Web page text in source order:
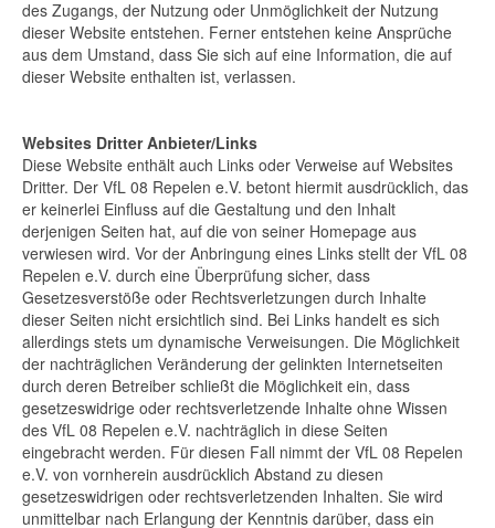
des Zugangs, der Nutzung oder Unmöglichkeit der Nutzung
dieser Website entstehen. Ferner entstehen keine Ansprüche
aus dem Umstand, dass Sie sich auf eine Information, die auf
dieser Website enthalten ist, verlassen.
Websites Dritter Anbieter/Links
Diese Website enthält auch Links oder Verweise auf Websites
Dritter. Der VfL 08 Repelen e.V. betont hiermit ausdrücklich, das
er keinerlei Einfluss auf die Gestaltung und den Inhalt
derjenigen Seiten hat, auf die von seiner Homepage aus
verwiesen wird. Vor der Anbringung eines Links stellt der VfL 08
Repelen e.V. durch eine Überprüfung sicher, dass
Gesetzesverstöße oder Rechtsverletzungen durch Inhalte
dieser Seiten nicht ersichtlich sind. Bei Links handelt es sich
allerdings stets um dynamische Verweisungen. Die Möglichkeit
der nachträglichen Veränderung der gelinkten Internetseiten
durch deren Betreiber schließt die Möglichkeit ein, dass
gesetzeswidrige oder rechtsverletzende Inhalte ohne Wissen
des VfL 08 Repelen e.V. nachträglich in diese Seiten
eingebracht werden. Für diesen Fall nimmt der VfL 08 Repelen
e.V. von vornherein ausdrücklich Abstand zu diesen
gesetzeswidrigen oder rechtsverletzenden Inhalten. Sie wird
unmittelbar nach Erlangung der Kenntnis darüber, dass ein